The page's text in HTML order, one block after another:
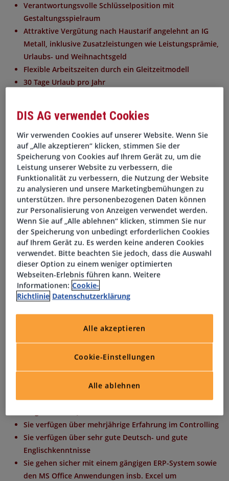
Verantwortungsvolle Schlüsselposition mit
Gestaltungsspielraum
Attraktive Vergütung nach Haustarif angelehnt an IG
Metall, inklusive Zusatzleistungen wie Leistungsprämie,
Urlaubs- und Weihnachtsgeld
Flexible Arbeitszeiten durch ein Gleitzeitmodell
30 Tage Urlaub pro Jahr
Kostenfreie Parkmöglichkeiten direkt am Standort
U.v.m.
Ihre Aufgaben
Erstellung und Analyse von Monats-, Quartals- und
Jahresabschlüssen
Überwachung und Auswertung von Kennzahlen sowie
Abweichungsanalysen
Mitwirkung bei Budgetplanung, Forecasts und
Kostencontrolling
Erstellung von Reports und Entscheidungsvorlagen für
das Management
Optimierung und Weiterentwicklung von Controlling-
Prozessen und -Tools
Enge Zusammenarbeit mit Fachabteilungen zur
wirtschaftlichen Steuerung
Ihr Profil
Sie bringen ein erfolgreich abgeschlossenes
Betriebswirtschaftliches Studium oder eine
Sie verfügen über mehrjährige Erfahrung im Controlling
Sie verfügen über sehr gute Deutsch- und gute
Englischkenntnisse
Sie gehen sicher mit einem gängigen ERP-System sowie
den MS Office Anwendungen insb. Excel um
DIS AG verwendet Cookies
Wir verwenden Cookies auf unserer Website. Wenn Sie
auf „Alle akzeptieren“ klicken, stimmen Sie der
Speicherung von Cookies auf Ihrem Gerät zu, um die
Leistung unserer Website zu verbessern, die
Funktionalität zu verbessern, die Nutzung der Website
zu analysieren und unsere Marketingbemühungen zu
unterstützen. Ihre personenbezogenen Daten können
zur Personalisierung von Anzeigen verwendet werden.
Wenn Sie auf „Alle ablehnen“ klicken, stimmen Sie nur
der Speicherung von unbedingt erforderlichen Cookies
auf Ihrem Gerät zu. Es werden keine anderen Cookies
verwendet. Bitte beachten Sie jedoch, dass die Auswahl
dieser Option zu einem weniger optimierten
Webseiten-Erlebnis führen kann. Weitere
Informationen: Cookie-
Richtlinie Datenschutzerklärung
Cookie-Einstellungen
Alle ablehnen
Alle akzeptieren